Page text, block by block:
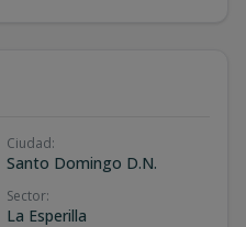
Ciudad:
Santo Domingo D.N.
Sector:
La Esperilla